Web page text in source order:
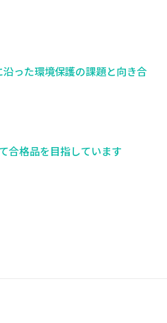
った環境保護の課題と向き合
合格品を目指しています